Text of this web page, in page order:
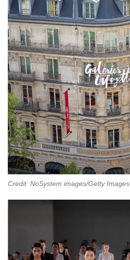
Credit: NoSystem images/Getty Images